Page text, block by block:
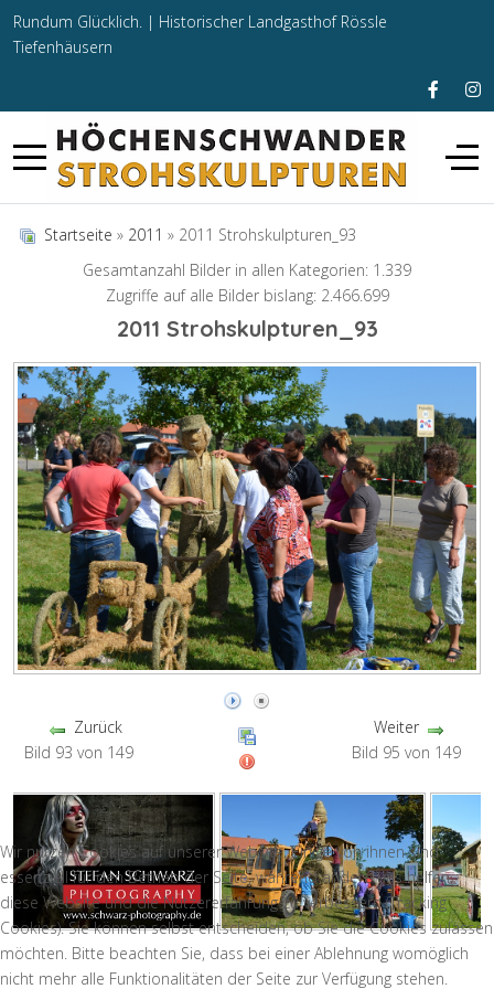
Rundum Glücklich. | Historischer Landgasthof Rössle
Tiefenhäusern
Startseite » 2011 » 2011 Strohskulpturen_93
Gesamtanzahl Bilder in allen Kategorien: 1.339
Zugriffe auf alle Bilder bislang: 2.466.699
2011 Strohskulpturen_93
Zurück
Bild 93 von 149
Weiter
Bild 95 von 149
Wir nutzen Cookies auf unserer Website. Einige von ihnen sind
essenziell für den Betrieb der Seite, während andere uns helfen,
diese Website und die Nutzererfahrung zu verbessern (Tracking
Cookies). Sie können selbst entscheiden, ob Sie die Cookies zulassen
möchten. Bitte beachten Sie, dass bei einer Ablehnung womöglich
nicht mehr alle Funktionalitäten der Seite zur Verfügung stehen.